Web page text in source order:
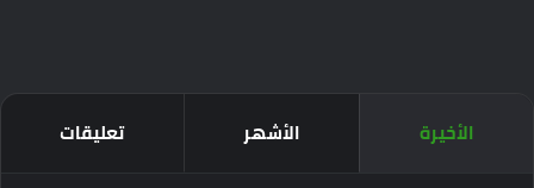
الأخيرة الأشهر تعليقات